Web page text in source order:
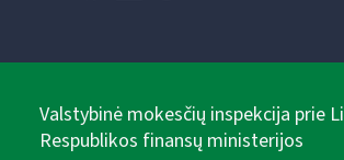
Valstybinė mokesčių inspekcija prie
Respublikos finansų ministerijos